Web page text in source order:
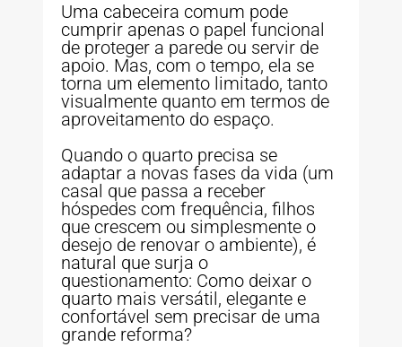
Uma cabeceira comum pode
cumprir apenas o papel funcional
de proteger a parede ou servir de
apoio. Mas, com o tempo, ela se
torna um elemento limitado, tanto
visualmente quanto em termos de
aproveitamento do espaço.
Quando o quarto precisa se
adaptar a novas fases da vida (um
casal que passa a receber
hóspedes com frequência, filhos
que crescem ou simplesmente o
desejo de renovar o ambiente), é
natural que surja o
questionamento: Como deixar o
quarto mais versátil, elegante e
confortável sem precisar de uma
grande reforma?